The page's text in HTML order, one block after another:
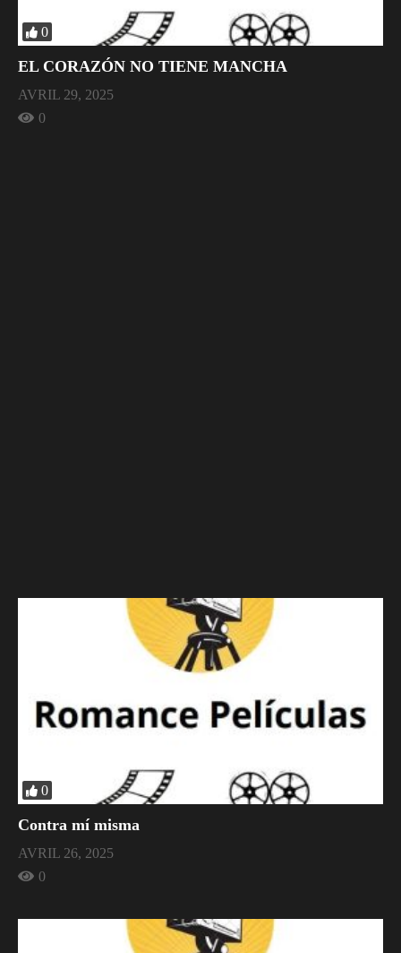
0
EL CORAZÓN NO TIENE MANCHA
AVRIL 29, 2025
0
0
Contra mí misma
AVRIL 26, 2025
0